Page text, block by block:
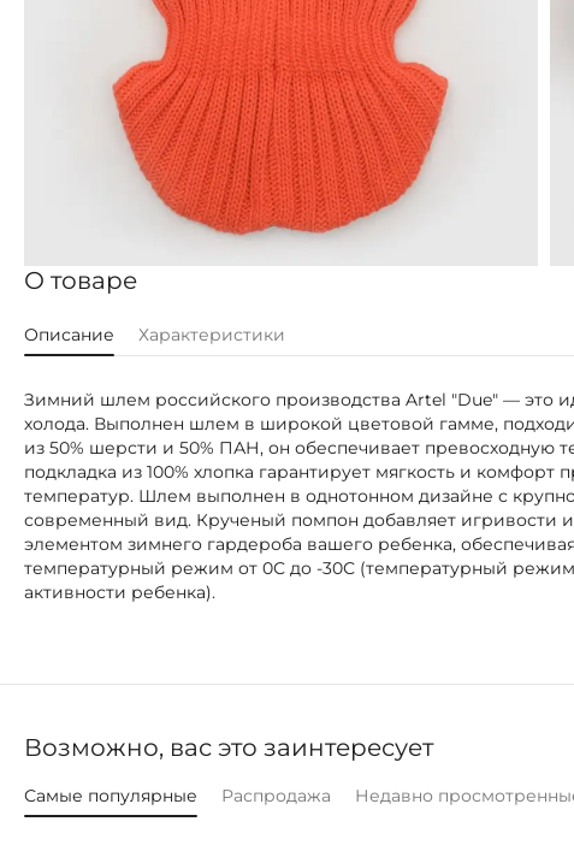
О товаре
Описание Характеристики
Зимний шлем российского производства Artel "Due" — это
холода. Выполнен шлем в широкой цветовой гамме,
из 50% шерсти и 50% ПАН, он обеспечивает превосходную
подкладка из 100% хлопка гарантирует мягкость и
температур. Шлем выполнен в однотонном дизайне с
современный вид. Крученый помпон добавляет игривости
элементом зимнего гардероба вашего ребенка,
температурный режим от 0С до -30С (температурный режим
активности ребенка).
Возможно, вас это заинтересует
Самые популярные Распродажа Недавно